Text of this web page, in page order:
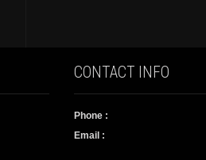
CONTACT INFO
Phone :
Email :